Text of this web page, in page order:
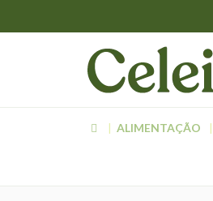
ALIMENTAÇÃO